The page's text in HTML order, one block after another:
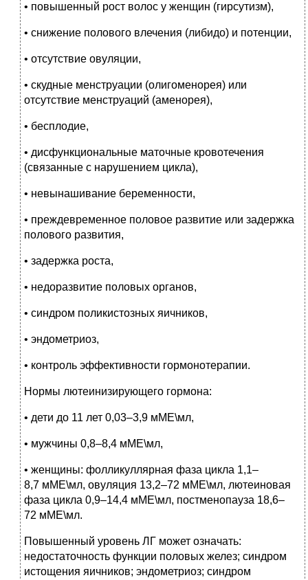
• повышенный рост волос у женщин (гирсутизм),
• снижение полового влечения (либидо) и потенции,
• отсутствие овуляции,
• скудные менструации (олигоменорея) или
отсутствие менструаций (аменорея),
• бесплодие,
• дисфункциональные маточные кровотечения
(связанные с нарушением цикла),
• невынашивание беременности,
• преждевременное половое развитие или задержка
полового развития,
• задержка роста,
• недоразвитие половых органов,
• синдром поликистозных яичников,
• эндометриоз,
• контроль эффективности гормонотерапии.
Нормы лютеинизирующего гормона:
• дети до 11 лет 0,03–3,9 мМЕ\мл,
• мужчины 0,8–8,4 мМЕ\мл,
• женщины: фолликуллярная фаза цикла 1,1–
8,7 мМЕ\мл, овуляция 13,2–72 мМЕ\мл, лютеиновая
фаза цикла 0,9–14,4 мМЕ\мл, постменопауза 18,6–
72 мМЕ\мл.
Повышенный уровень ЛГ может означать:
недостаточность функции половых желез; синдром
истощения яичников; эндометриоз; синдром